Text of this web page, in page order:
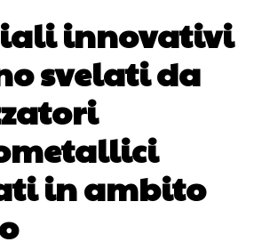
innovativi
svelati da
in ambito